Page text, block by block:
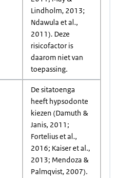
Lindholm, 2013;
Ndawula et al.,
2011). Deze
risicofactor is
daarom niet van
toepassing.
De sitatoenga
heeft hypsodonte
kiezen (Damuth &
Janis, 2011;
Fortelius et al.,
2016; Kaiser et al.,
2013; Mendoza &
Palmqvist, 2007).